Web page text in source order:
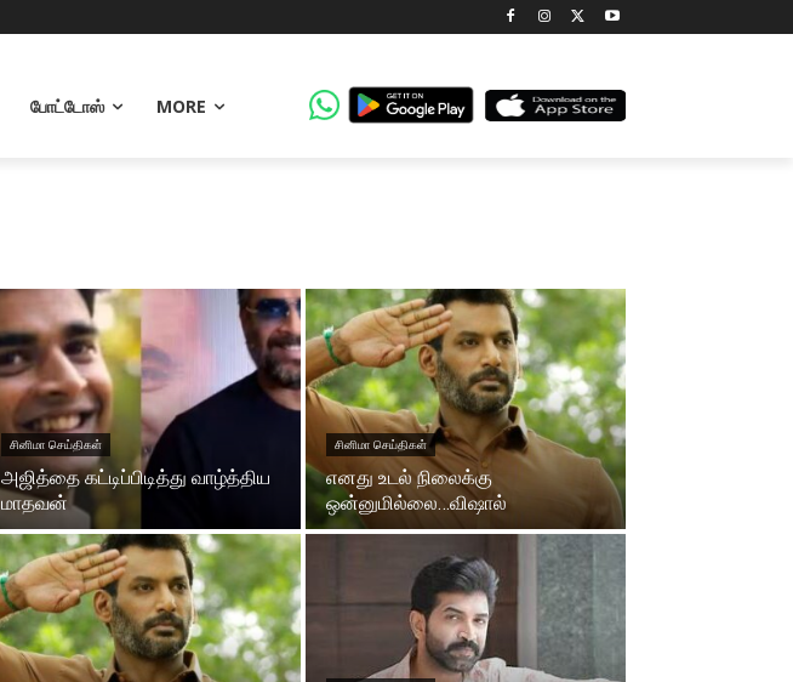
போட்டோஸ் MORE
சினிமா செய்திகள்
அஜித்தை கட்டிப்பிடித்து வாழ்த்திய
மாதவன்
சினிமா செய்திகள்
எனது உடல் நிலைக்கு
ஒன்னுமில்லை…விஷால்